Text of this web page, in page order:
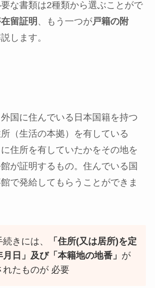
な書類は2種類から選ぶことがで
在留証明 、もう一つが戸籍の附
します。
国に住んでいる日本国籍を持つ
（生活の本拠）を有している
住所を有していたかをその地を
が証明するもの。住んでいる国
で発給してもらうことができま
きには、
「住所(又は居所)を定
日」及び「本籍地の地番」 が
れたものが 必要